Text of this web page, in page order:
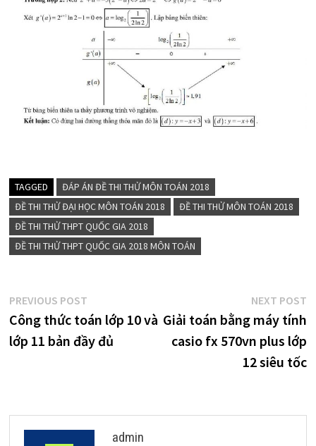
TAGGED
ĐÁP ÁN ĐỀ THI THỬ MÔN TOÁN 2018
ĐỀ THI THỬ ĐẠI HỌC MÔN TOÁN 2018
ĐỀ THI THỬ MÔN TOÁN 2018
ĐỀ THI THỬ THPT QUỐC GIA 2018
ĐỀ THI THỬ THPT QUỐC GIA 2018 MÔN TOÁN
Điều
hướng
bài
PREVIOUS POSTPrevious
post:
Công thức toán lớp 10 và
lớp 11 bản đầy đủ
NEXT POST
Giải toán bằng máy tính
casio fx 570vn plus lớp
12 siêu tốc
admin